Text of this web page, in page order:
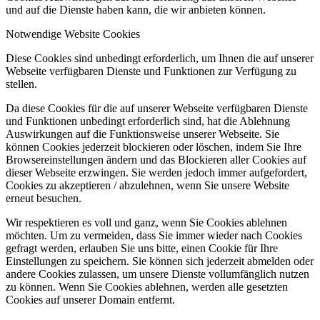
und auf die Dienste haben kann, die wir anbieten können.
Notwendige Website Cookies
Diese Cookies sind unbedingt erforderlich, um Ihnen die auf unserer
Webseite verfügbaren Dienste und Funktionen zur Verfügung zu
stellen.
Da diese Cookies für die auf unserer Webseite verfügbaren Dienste
und Funktionen unbedingt erforderlich sind, hat die Ablehnung
Auswirkungen auf die Funktionsweise unserer Webseite. Sie
können Cookies jederzeit blockieren oder löschen, indem Sie Ihre
Browsereinstellungen ändern und das Blockieren aller Cookies auf
dieser Webseite erzwingen. Sie werden jedoch immer aufgefordert,
Cookies zu akzeptieren / abzulehnen, wenn Sie unsere Website
erneut besuchen.
Wir respektieren es voll und ganz, wenn Sie Cookies ablehnen
möchten. Um zu vermeiden, dass Sie immer wieder nach Cookies
gefragt werden, erlauben Sie uns bitte, einen Cookie für Ihre
Einstellungen zu speichern. Sie können sich jederzeit abmelden oder
andere Cookies zulassen, um unsere Dienste vollumfänglich nutzen
zu können. Wenn Sie Cookies ablehnen, werden alle gesetzten
Cookies auf unserer Domain entfernt.